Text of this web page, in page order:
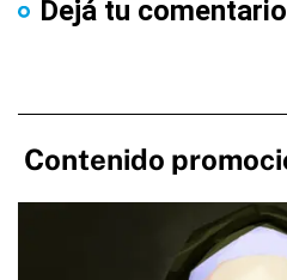
Dejá tu comentario